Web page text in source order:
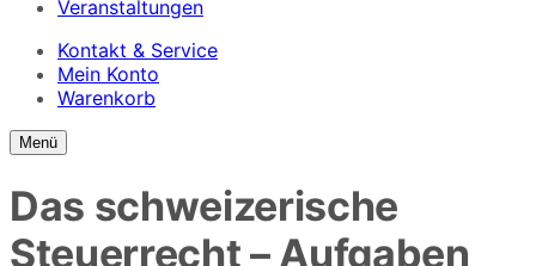
Veranstaltungen
Kontakt & Service
Mein Konto
Warenkorb
Suchformular
Suchformular
Menü
Das schweizerische
Steuerrecht – Aufgaben